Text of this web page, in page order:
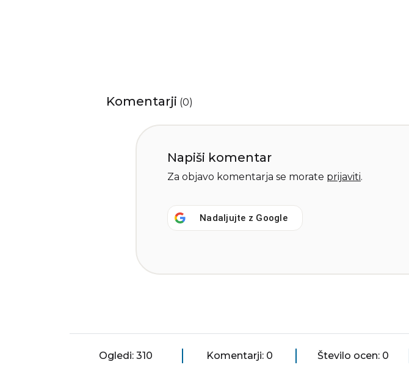
Komentarji (0)
Napiši komentar
Za objavo komentarja se morate prijaviti.
Nadaljujte z Google
Ogledi: 310 Komentarji: 0 Število ocen: 0